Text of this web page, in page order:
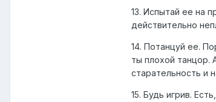
13. Испытай ее на
действительно
14. Потанцуй ее.
ты плохой танцор.
старательность и
15. Будь игрив.